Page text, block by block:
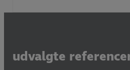
udvalgte